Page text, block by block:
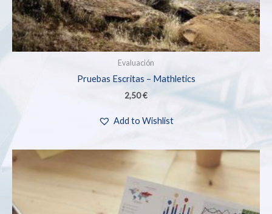
Evaluación
Pruebas Escritas – Mathletics
2,50€
Add to Wishlist